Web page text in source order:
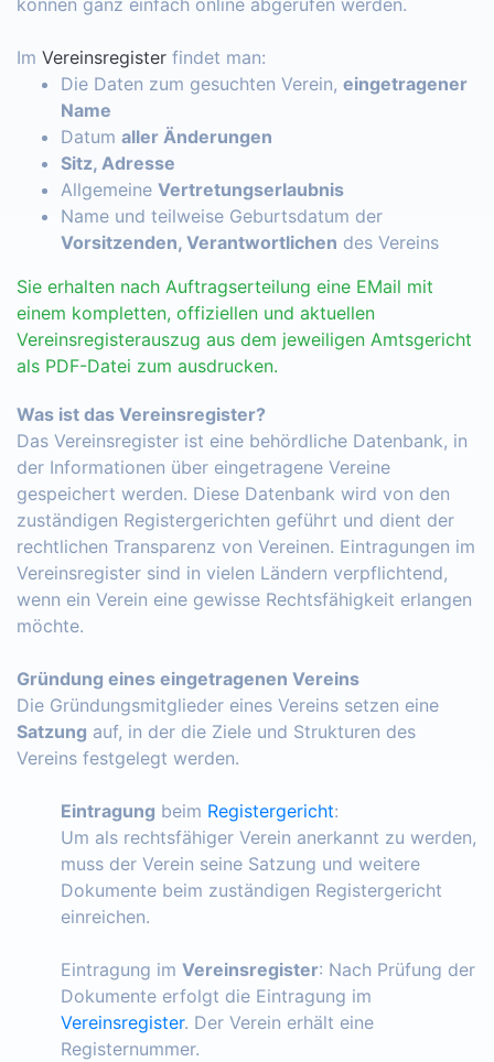
Im Vereinsregister findet man:
Die Daten zum gesuchten Verein, eingetragener
Name
Datum aller Änderungen
Sitz, Adresse
Allgemeine Vertretungserlaubnis
Name und teilweise Geburtsdatum der
Vorsitzenden, Verantwortlichen des Vereins
Sie erhalten nach Auftragserteilung eine EMail mit
einem kompletten, offiziellen und aktuellen
Vereinsregisterauszug aus dem jeweiligen Amtsgericht
als PDF-Datei zum ausdrucken.
Was ist das Vereinsregister?
Das Vereinsregister ist eine behördliche Datenbank, in
der Informationen über eingetragene Vereine
gespeichert werden. Diese Datenbank wird von den
zuständigen Registergerichten geführt und dient der
rechtlichen Transparenz von Vereinen. Eintragungen im
Vereinsregister sind in vielen Ländern verpflichtend,
wenn ein Verein eine gewisse Rechtsfähigkeit erlangen
möchte.
Gründung eines eingetragenen Vereins
Die Gründungsmitglieder eines Vereins setzen eine
Satzung auf, in der die Ziele und Strukturen des
Vereins festgelegt werden.
Eintragung beim Registergericht:
Um als rechtsfähiger Verein anerkannt zu werden,
muss der Verein seine Satzung und weitere
Dokumente beim zuständigen Registergericht
einreichen.
Eintragung im Vereinsregister: Nach Prüfung der
Dokumente erfolgt die Eintragung im
Vereinsregister. Der Verein erhält eine
Registernummer.